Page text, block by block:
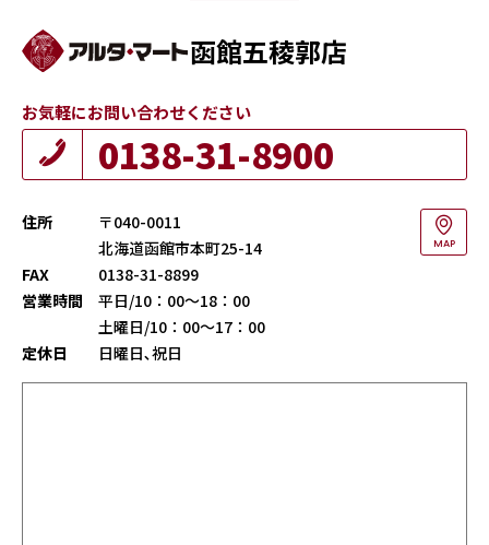
函館五稜郭店
お気軽にお問い合わせください
0138-31-8900
住所
〒040-0011
北海道函館市本町25-14
MAP
FAX
0138-31-8899
営業時間
平日/10：00～18：00
土曜日/10：00～17：00
定休日
日曜日､祝日